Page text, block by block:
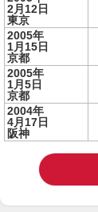
2月12日
東京
2005年
1月15日
京都
2005年
1月5日
京都
2004年
4月17日
阪神